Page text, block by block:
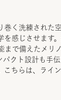
く洗練された空
を感じさせます
まで備えたメリ
パクト設計も手
こちらは、ライ